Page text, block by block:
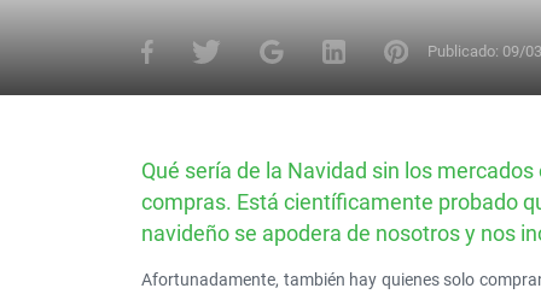
Publicado: 09/
Qué sería de la Navidad sin los
compras. Está científicamente probado
navideño se apodera de nosotros y nos
Afortunadamente, también hay quienes solo